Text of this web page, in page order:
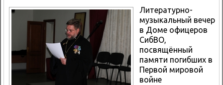
Литературно-
музыкальный вечер
в Доме офицеров
СибВО,
посвящённый
памяти погибших в
Первой мировой
войне